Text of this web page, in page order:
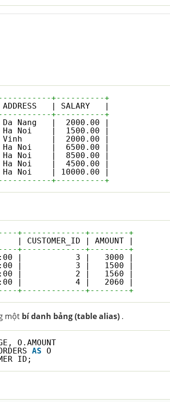
+----------+
| SALARY   |
+----------+
Nang   |  2000.00 |
Noi    |  1500.00 |
|  2000.00 |
Noi    |  6500.00 |
Noi    |  8500.00 |
Noi    |  4500.00 |
Noi    | 10000.00 |
+----------+
+-------------+--------+
| CUSTOMER_ID | AMOUNT |
+-------------+--------+
|           3 |   3000 |
|           3 |   1500 |
|           2 |   1560 |
|           4 |   2060 |
+-------------+--------+
một bí danh bảng (table alias).
O.AMOUNT
AS
O